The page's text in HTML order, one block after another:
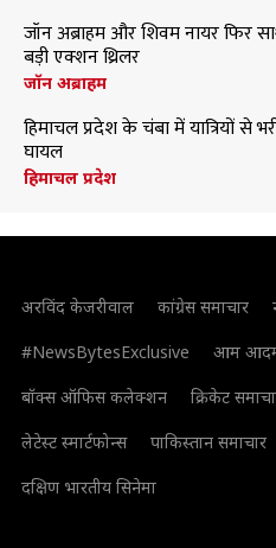
जॉन अब्राहम और शिवम नायर फिर
बड़ी एक्शन थ्रिलर
जॉन अब्राहम
हिमाचल प्रदेश के चंबा में यात्रियों से
घायल
हिमाचल प्रदेश
अरविंद केजरीवाल कांग्रेस समाचार
#NewsBytesExclusive
आम आदमी
बॉक्स ऑफिस कलेक्शन
क्रिकेट
लेटेस्ट स्मार्टफोन्स
पाकिस्तान समाचार
दक्षिण भारतीय सिनेमा